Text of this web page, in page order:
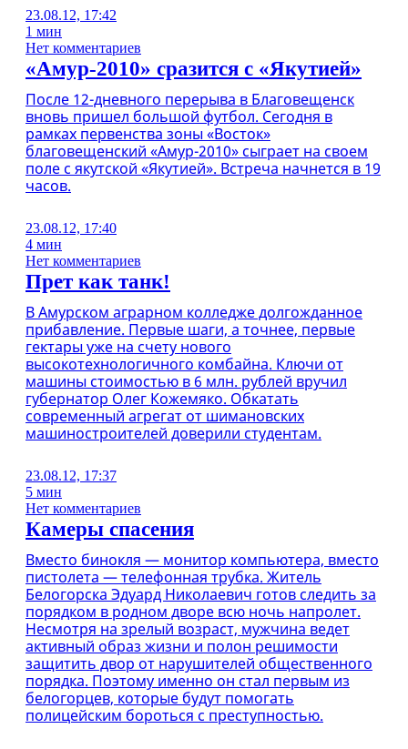
23.08.12, 17:42
1 мин
Нет комментариев
«Амур-2010» сразится с «Якутией»
После 12-дневного перерыва в Благовещенск
вновь пришел большой футбол. Сегодня в
рамках первенства зоны «Восток»
благовещенский «Амур-2010» сыграет на своем
поле с якутской «Якутией». Встреча начнется в 19
часов.
23.08.12, 17:40
4 мин
Нет комментариев
Прет как танк!
В Амурском аграрном колледже долгожданное
прибавление. Первые шаги, а точнее, первые
гектары уже на счету нового
высокотехнологичного комбайна. Ключи от
машины стоимостью в 6 млн. рублей вручил
губернатор Олег Кожемяко. Обкатать
современный агрегат от шимановских
машиностроителей доверили студентам.
23.08.12, 17:37
5 мин
Нет комментариев
Камеры спасения
Вместо бинокля — монитор компьютера, вместо
пистолета — телефонная трубка. Житель
Белогорска Эдуард Николаевич готов следить за
порядком в родном дворе всю ночь напролет.
Несмотря на зрелый возраст, мужчина ведет
активный образ жизни и полон решимости
защитить двор от нарушителей общественного
порядка. Поэтому именно он стал первым из
белогорцев, которые будут помогать
полицейским бороться с преступностью.